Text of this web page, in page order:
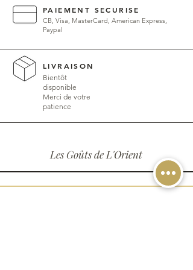
PAIEMENT SECURISE
CB, Visa, MasterCard, American Express,
Paypal
LIVRAISON
Bientôt
disponible
Merci de votre
patience
Les Goûts de L'Orient